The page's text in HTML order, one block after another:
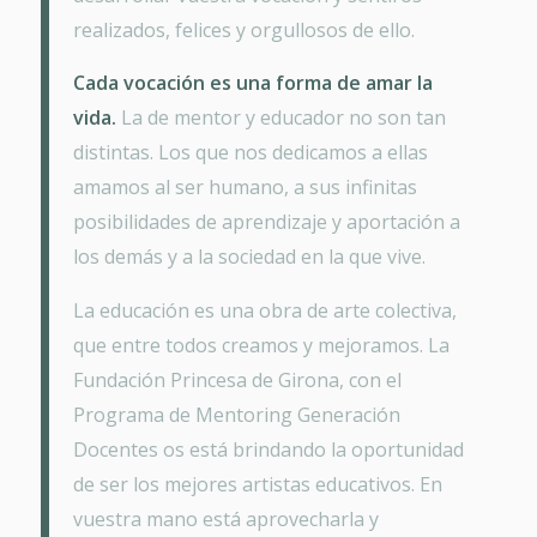
realizados, felices y orgullosos de ello.
Cada vocación es una forma de amar la
vida. La de mentor y educador no son tan
distintas. Los que nos dedicamos a ellas
amamos al ser humano, a sus infinitas
posibilidades de aprendizaje y aportación a
los demás y a la sociedad en la que vive.
La educación es una obra de arte colectiva,
que entre todos creamos y mejoramos. La
Fundación Princesa de Girona, con el
Programa de Mentoring Generación
Docentes os está brindando la oportunidad
de ser los mejores artistas educativos. En
vuestra mano está aprovecharla y